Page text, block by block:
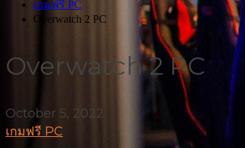
เกมฟรี PC
Overwatch 2 PC
Overwatch 2 PC
October 5, 2022
เกมฟรี PC